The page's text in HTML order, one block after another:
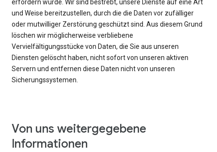
erfordern würde. Wir sind bestrebt, unsere Dienste auf eine Art
und Weise bereitzustellen, durch die die Daten vor zufälliger
oder mutwilliger Zerstörung geschützt sind. Aus diesem Grund
löschen wir möglicherweise verbliebene
Vervielfältigungsstücke von Daten, die Sie aus unseren
Diensten gelöscht haben, nicht sofort von unseren aktiven
Servern und entfernen diese Daten nicht von unseren
Sicherungssystemen.
Von uns weitergegebene
Informationen